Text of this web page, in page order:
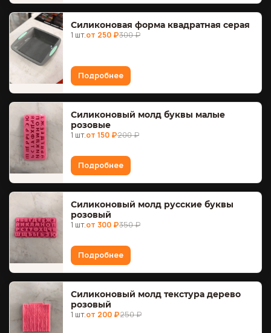
Силиконовая форма квадратная серая
1 шт.от 250 ₽300 ₽
Подробнее
Силиконовый молд буквы малые
розовые
1 шт.от 150 ₽200 ₽
Подробнее
Силиконовый молд русские буквы
розовый
1 шт.от 300 ₽350 ₽
Подробнее
Силиконовый молд текстура дерево
розовый
1 шт.от 200 ₽250 ₽